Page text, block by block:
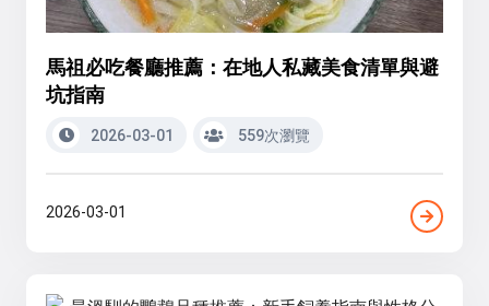
馬祖必吃餐廳推薦：在地人私藏美食清單與避
坑指南
2026-03-01 559次瀏覽
2026-03-01